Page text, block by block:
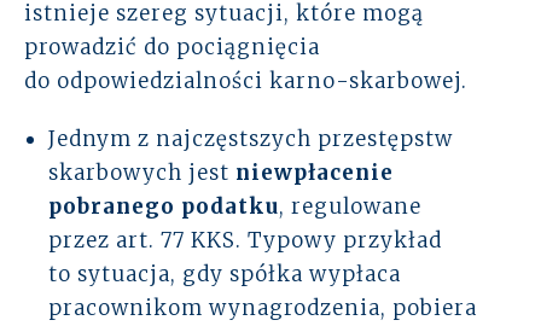
istnieje szereg sytuacji, które mogą
prowadzić do pociągnięcia
do odpowiedzialności karno-skarbowej.
Jednym z najczęstszych przestępstw
skarbowych jest niewpłacenie
pobranego podatku, regulowane
przez art. 77 KKS. Typowy przykład
to sytuacja, gdy spółka wypłaca
pracownikom wynagrodzenia, pobiera